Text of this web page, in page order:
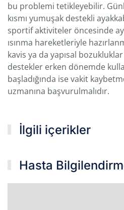
bu problemi tetikleyebilir.
kısmı yumuşak destekli
sportif aktiviteler öncesinde
ısınma hareketleriyle
kavis ya da yapısal
destekler erken dönemde
başladığında ise vakit
uzmanına başvurulmalıdır.
İlgili içerikler
Hasta